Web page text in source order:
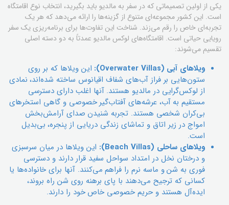
یکی از اولین تصمیماتی که در سفر به مالدیو باید بگیرید، انتخاب نوع اقامتگاه
است. این کشور مجموعه‌ای متنوع از گزینه‌ها را ارائه می‌دهد که هر یک
تجربه‌ای خاص را رقم می‌زند. شناخت این تفاوت‌ها برای برنامه‌ریزی یک سفر
رویایی حیاتی است. اقامتگاه‌های لوکس مالدیو عمدتاً به دو دسته اصلی
تقسیم می‌شوند:
ویلاهای آبی (Overwater Villas):
این ویلاها که بر روی
ستون‌هایی بر فراز آب‌های شفاف اقیانوس ساخته شده‌اند، نمادی
از لوکس‌گرایی در مالدیو هستند. آنها اغلب دارای دسترسی
مستقیم به آب، عرشه‌های آفتاب‌گیر خصوصی و گاهی استخرهای
بی‌کران شخصی هستند. تجربه شنیدن صدای آرامش‌بخش
امواج در زیر اتاق و تماشای زندگی دریایی از پنجره، بی‌بدیل
است.
ویلاهای ساحلی (Beach Villas):
این ویلاها در میان سرسبزی
و درختان نخل در امتداد سواحل سفید قرار دارند و دسترسی
فوری به شن و ماسه نرم را فراهم می‌کنند. آنها برای خانواده‌ها یا
کسانی که ترجیح می‌دهند با پای برهنه روی شن راه بروند،
ایده‌آل هستند و حریم خصوصی خاص خود را دارند.